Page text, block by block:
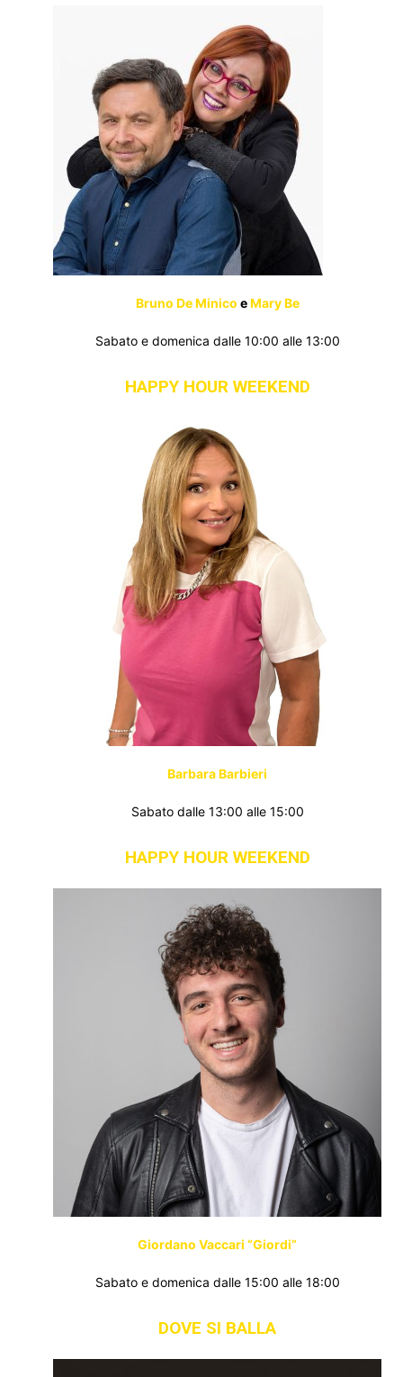
Bruno De Minico eMary Be
Sabato e domenica dalle 10:00 alle 13:00
HAPPY HOUR WEEKEND
Barbara Barbieri
Sabato dalle 13:00 alle 15:00
HAPPY HOUR WEEKEND
Giordano Vaccari “Giordi”
Sabato e domenica dalle 15:00 alle 18:00
DOVE SI BALLA